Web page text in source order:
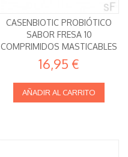
CASENBIOTIC PROBIÓTICO
SABOR FRESA 10
COMPRIMIDOS MASTICABLES
16,95 €
AÑADIR AL CARRITO